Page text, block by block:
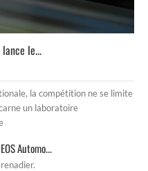
le...
la compétition ne se limite
un laboratoire
Automo...